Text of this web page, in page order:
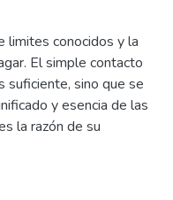
limites conocidos y la
El simple contacto
suficiente, sino que se
y esencia de las
la razón de su